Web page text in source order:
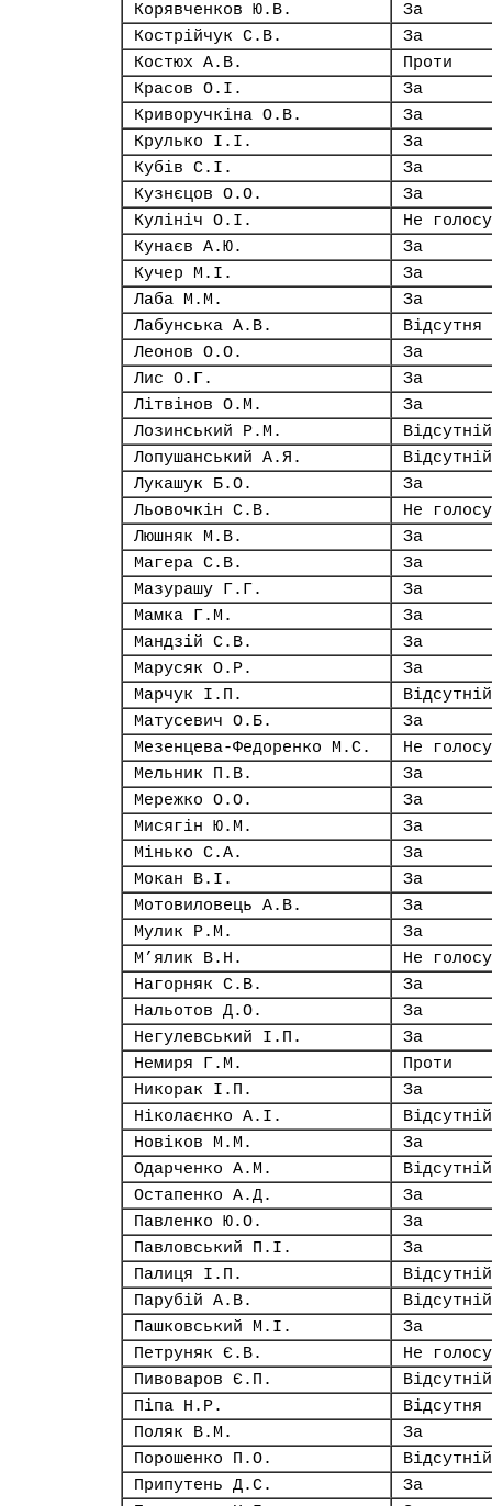
Корявченков Ю.В.
За
Кострійчук С.В.
За
Костюх А.В.
Проти
Красов О.І.
За
Криворучкіна О.В.
За
Крулько І.І.
За
Кубів С.І.
За
Кузнєцов О.О.
За
Кулініч О.І.
Не
Кунаєв А.Ю.
За
Кучер М.І.
За
Лаба М.М.
За
Лабунська А.В.
Відсутня
Леонов О.О.
За
Лис О.Г.
За
Літвінов О.М.
За
Лозинський Р.М.
Відсутній
Лопушанський А.Я.
Відсутній
Лукашук Б.О.
За
Льовочкін С.В.
Не
Люшняк М.В.
За
Магера С.В.
За
Мазурашу Г.Г.
За
Мамка Г.М.
За
Мандзій С.В.
За
Марусяк О.Р.
За
Марчук І.П.
Відсутній
Матусевич О.Б.
За
Мезенцева-Федоренко М.С.
Не
Мельник П.В.
За
Мережко О.О.
За
Мисягін Ю.М.
За
Мінько С.А.
За
Мокан В.І.
За
Мотовиловець А.В.
За
Мулик Р.М.
За
М’ялик В.Н.
Не
Нагорняк С.В.
За
Нальотов Д.О.
За
Негулевський І.П.
За
Немиря Г.М.
Проти
Никорак І.П.
За
Ніколаєнко А.І.
Відсутній
Новіков М.М.
За
Одарченко А.М.
Відсутній
Остапенко А.Д.
За
Павленко Ю.О.
За
Павловський П.І.
За
Палиця І.П.
Відсутній
Парубій А.В.
Відсутній
Пашковський М.І.
За
Петруняк Є.В.
Не
Пивоваров Є.П.
Відсутній
Піпа Н.Р.
Відсутня
Поляк В.М.
За
Порошенко П.О.
Відсутній
Припутень Д.С.
За